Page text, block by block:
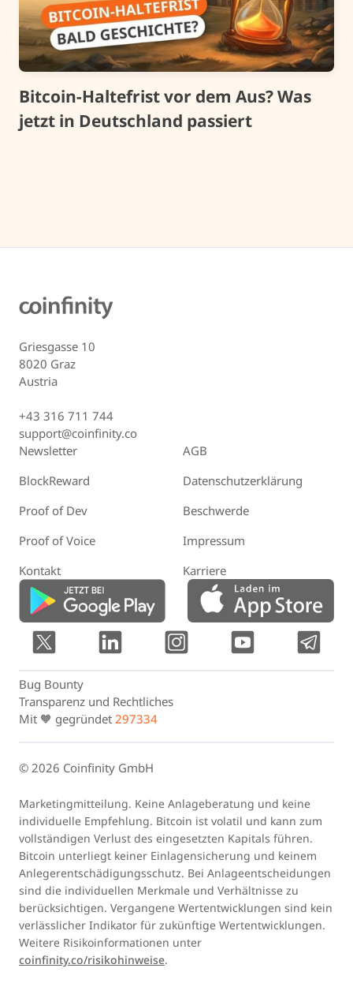
Bitcoin-Haltefrist vor dem Aus? Was
jetzt in Deutschland passiert
Griesgasse 10
8020 Graz
Austria
+43 316 711 744
support@coinfinity.co
Newsletter
AGB
BlockReward
Datenschutzerklärung
Proof of Dev
Beschwerde
Proof of Voice
Impressum
Kontakt
Karriere
Bug Bounty
Transparenz und Rechtliches
Mit 🧡 gegründet 297334
© 2026 Coinfinity GmbH
Marketingmitteilung. Keine Anlageberatung und keine
individuelle Empfehlung. Bitcoin ist volatil und kann zum
vollständigen Verlust des eingesetzten Kapitals führen.
Bitcoin unterliegt keiner Einlagensicherung und keinem
Anlegerentschädigungsschutz. Bei Anlageentscheidungen
sind die individuellen Merkmale und Verhältnisse zu
berücksichtigen. Vergangene Wertentwicklungen sind kein
verlässlicher Indikator für zukünftige Wertentwicklungen.
Weitere Risikoinformationen unter
coinfinity.co/risikohinweise.